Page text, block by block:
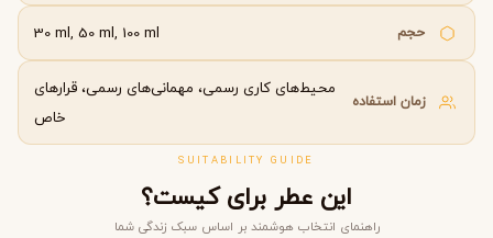
حجم 30 ml, 50 ml, 100 ml
زمان استفاده
محیط‌های کاری رسمی، مهمانی‌های رسمی، قرارهای
خاص
SUITABILITY GUIDE
این عطر برای کیست؟
راهنمای انتخاب هوشمند بر اساس سبک زندگی شما